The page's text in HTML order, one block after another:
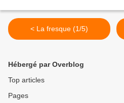
< La fresque (1/5)
Hébergé par Overblog
Top articles
Pages